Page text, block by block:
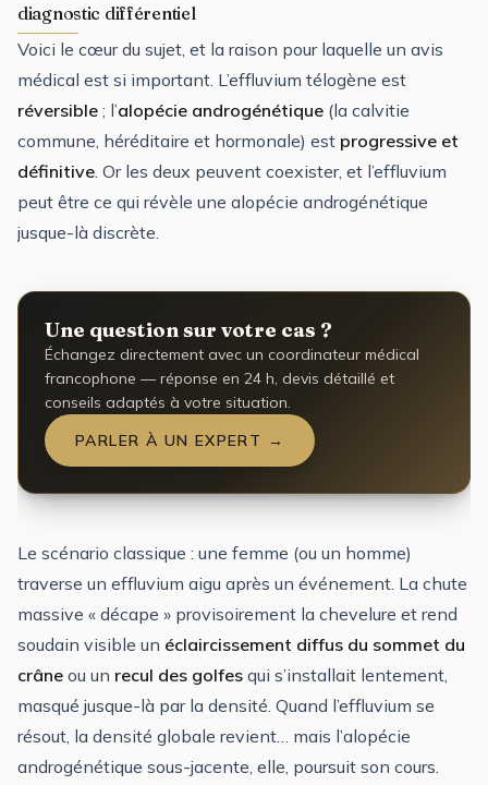
diagnostic différentiel
Voici le cœur du sujet, et la raison pour laquelle un avis
médical est si important. L’effluvium télogène est
réversible ; l’alopécie androgénétique (la calvitie
commune, héréditaire et hormonale) est progressive et
définitive . Or les deux peuvent coexister, et l’effluvium
peut être ce qui révèle une alopécie androgénétique
jusque-là discrète.
Une question sur votre cas ?
Échangez directement avec un coordinateur médical
francophone — réponse en 24 h, devis détaillé et
conseils adaptés à votre situation.
PARLER À UN EXPERT →
Le scénario classique : une femme (ou un homme)
traverse un effluvium aigu après un événement. La chute
massive « décape » provisoirement la chevelure et rend
soudain visible un éclaircissement diffus du sommet du
crâne ou un recul des golfes qui s’installait lentement,
masqué jusque-là par la densité. Quand l’effluvium se
résout, la densité globale revient… mais l’alopécie
androgénétique sous-jacente, elle, poursuit son cours.